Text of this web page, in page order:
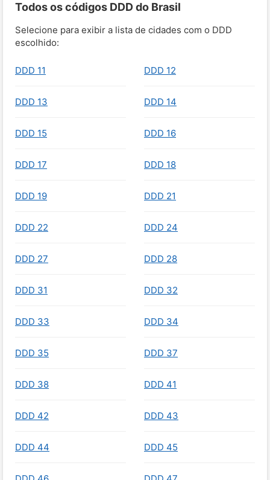
Todos os códigos DDD do Brasil
Selecione para exibir a lista de cidades com o DDD
escolhido:
DDD 11 DDD 12
DDD 13 DDD 14
DDD 15 DDD 16
DDD 17 DDD 18
DDD 19 DDD 21
DDD 22 DDD 24
DDD 27 DDD 28
DDD 31 DDD 32
DDD 33 DDD 34
DDD 35 DDD 37
DDD 38 DDD 41
DDD 42 DDD 43
DDD 44 DDD 45